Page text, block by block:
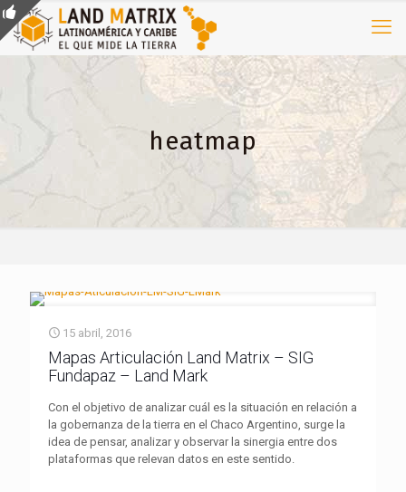
heatmap
15 abril, 2016
Mapas Articulación Land Matrix – SIG
Fundapaz – Land Mark
Con el objetivo de analizar cuál es la situación en relación a
la gobernanza de la tierra en el Chaco Argentino, surge la
idea de pensar, analizar y observar la sinergia entre dos
plataformas que relevan datos en este sentido.